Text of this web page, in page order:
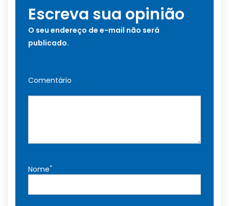
Escreva sua opinião
O seu endereço de e-mail não será
publicado.
Comentário
Nome*